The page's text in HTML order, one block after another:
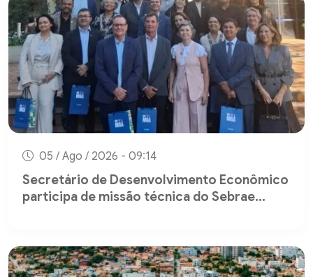
05 / Ago / 2026 - 09:14
Secretário de Desenvolvimento Econômico
participa de missão técnica do Sebrae...